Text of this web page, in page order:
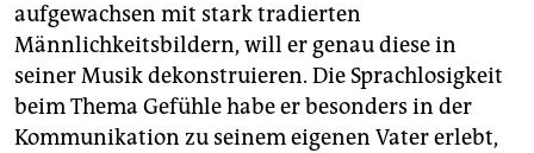
aufgewachsen mit stark tradierten
Männlichkeitsbildern, will er genau diese in
seiner Musik dekonstruieren. Die Sprachlosigkeit
beim Thema Gefühle habe er besonders in der
Kommunikation zu seinem eigenen Vater erlebt,